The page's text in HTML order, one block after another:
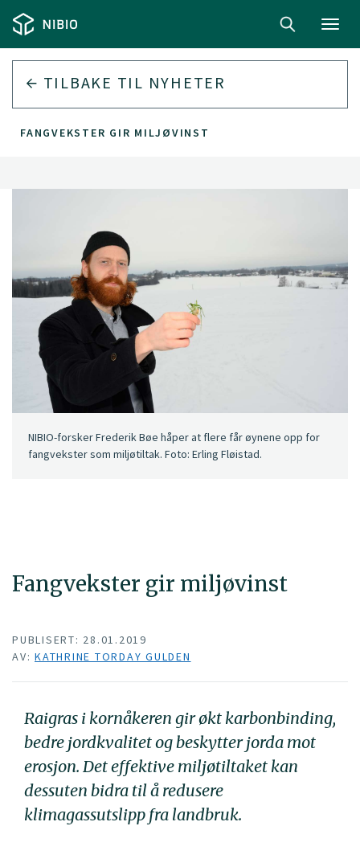
TILBAKE TIL NYHETER
FANGVEKSTER GIR MILJØVINST
Fangvekster gir miljøvinst
NIBIO-forsker Frederik Bøe håper at flere får øynene opp for
fangvekster som miljøtiltak. Foto: Erling Fløistad.
PUBLISERT: 28.01.2019
AV: KATHRINE TORDAY GULDEN
Raigras i kornåkeren gir økt karbonbinding,
bedre jordkvalitet og beskytter jorda mot
erosjon. Det effektive miljøtiltaket kan
dessuten bidra til å redusere
klimagassutslipp fra landbruk.